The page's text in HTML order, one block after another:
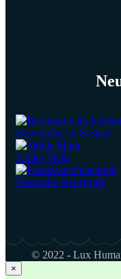
Bewegung im System
Sibille Muth
Franziska Neuenroth
© 2022 - Lux
×